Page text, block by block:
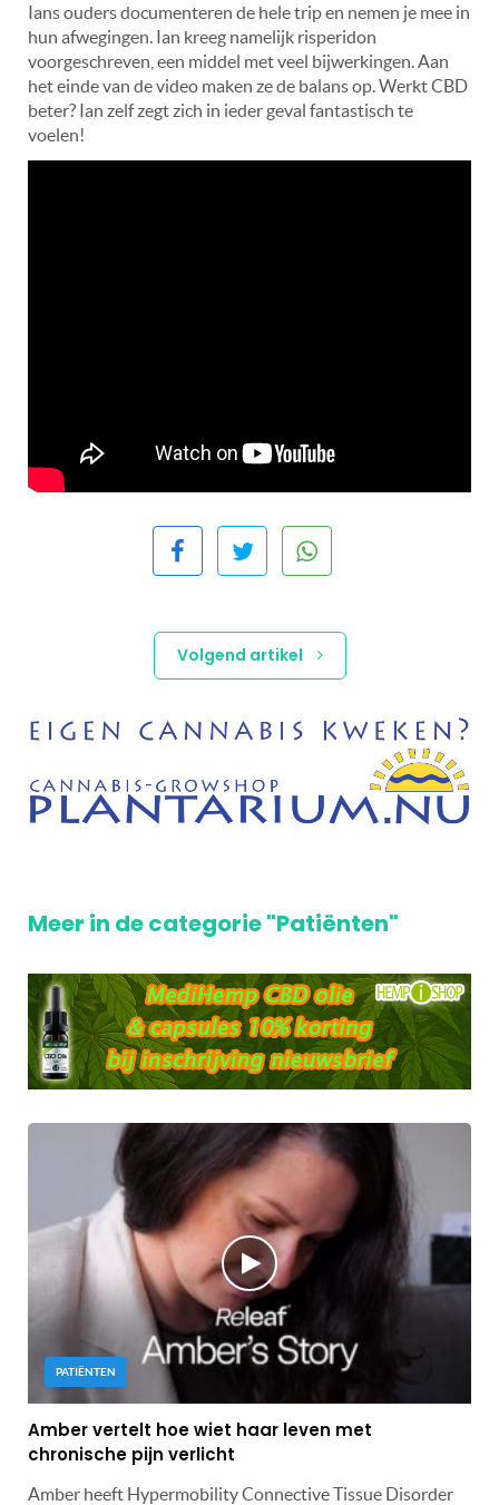
Ians ouders documenteren de hele trip en nemen je mee in
hun afwegingen. Ian kreeg namelijk risperidon
voorgeschreven, een middel met veel bijwerkingen. Aan
het einde van de video maken ze de balans op. Werkt CBD
beter? Ian zelf zegt zich in ieder geval fantastisch te
voelen!
Volgend artikel
Meer in de categorie "Patiënten"
PATIËNTEN
Amber vertelt hoe wiet haar leven met
chronische pijn verlicht
Amber heeft Hypermobility Connective Tissue Disorder